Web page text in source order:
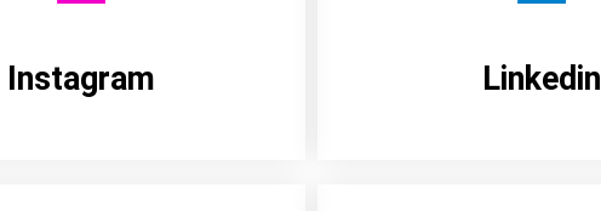
Instagram Linkedin